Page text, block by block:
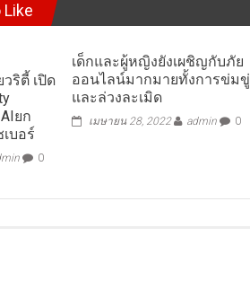
Like
ริตี้ เปิด
ยก
บอร์
0
เด็กและผู้หญิงยังเผชิญกับภัย
ออนไลน์มากมายทั้งการข่มขู่
และล่วงละเมิด
เมษายน 28, 2022 admin 0